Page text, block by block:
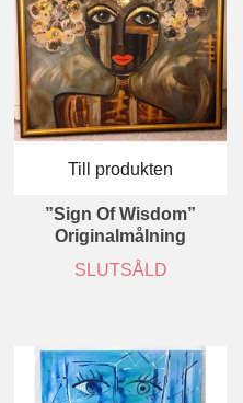
Till produkten
”Sign Of Wisdom”
Originalmålning
SLUTSÅLD